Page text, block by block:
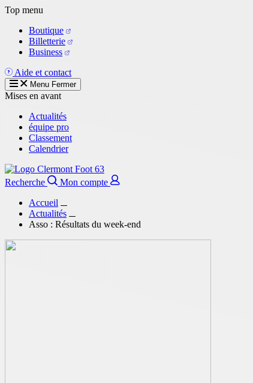
Aller
contenu
principal
Top menu
Boutique
Billetterie
Business
Aide et contact
Menu Fermer
Mises en avant
Actualités
équipe pro
Classement
Calendrier
Recherche
Mon compte
Accueil
Actualités
Asso : Résultats du week-end